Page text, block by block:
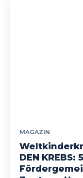
MAGAZIN
DEN KREBS: